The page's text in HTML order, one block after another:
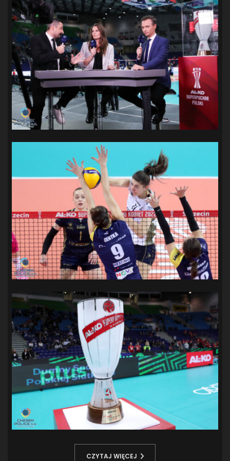
CZYTAJ WIĘCEJ
SANDRA SPA POGOŃ SZCZECIN(100) SIEDLECKA(63)
SPARING(110) SPR POGOŃ SZCZECIN(72)
SPÓJNIA STARGARD (35) STOCZNIA SZCZECIN(40)
SUPERLIGA KOBIET(58) SUPERLIGA MĘŻCZYZN(92)
TAURON LIGA KOBIET(106) TENIS(26) TREFL SOPOT(26)
WYGRANA ZAGŁĘBIE LUBIN ŚLĄSK WROCŁAW(29)
ŚWIT SKOLWIN(111)